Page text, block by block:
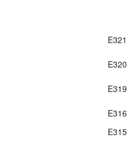
E321
E320
E319
E316
E315